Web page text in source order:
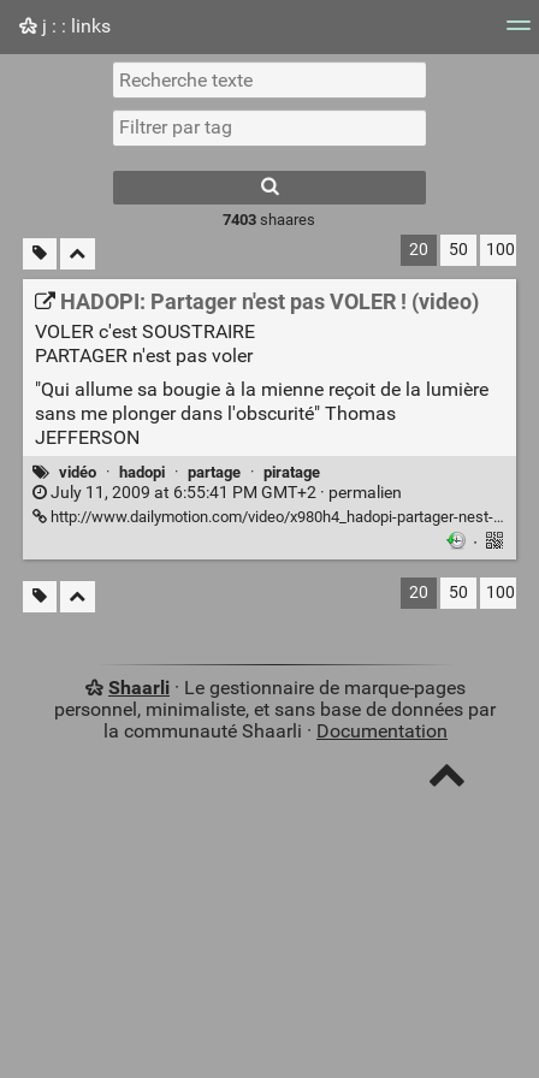
j : : links
Nuage de tags Mur d'images
7403 shaares
20 50 100
HADOPI: Partager n'est pas VOLER ! (video)
VOLER c'est SOUSTRAIRE
PARTAGER n'est pas voler
"Qui allume sa bougie à la mienne reçoit de la lumière
sans me plonger dans l'obscurité" Thomas
JEFFERSON
vidéo · hadopi · partage · piratage
July 11, 2009 at 6:55:41 PM GMT+2 · permalien
http://www.dailymotion.com/video/x980h4_hadopi-partager-nest-pas-voler_news
·
20 50 100
Shaarli· Le gestionnaire de marque-pages
personnel, minimaliste, et sans base de données par
la communauté Shaarli · Documentation